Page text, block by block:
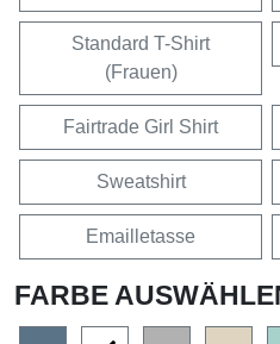
Standard T-Shirt
(Frauen)
Fairtrade Girl Shirt
Sweatshirt
Emailletasse
FARBE